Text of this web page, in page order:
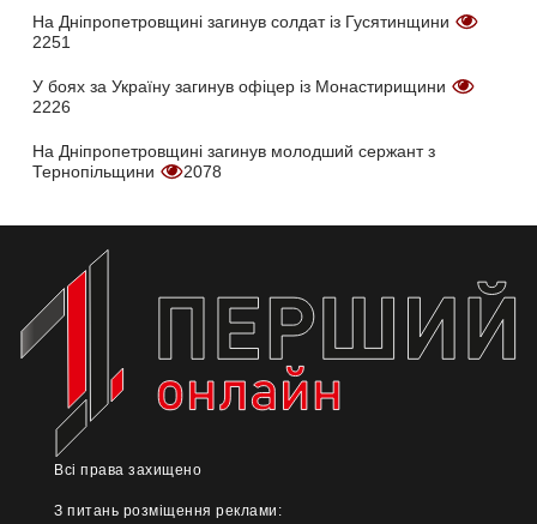
На Дніпропетровщині загинув солдат із Гусятинщини
2251
У боях за Україну загинув офіцер із Монастирищини
2226
На Дніпропетровщині загинув молодший сержант з
Тернопільщини
2078
Всі права захищено
З питань розміщення реклами: